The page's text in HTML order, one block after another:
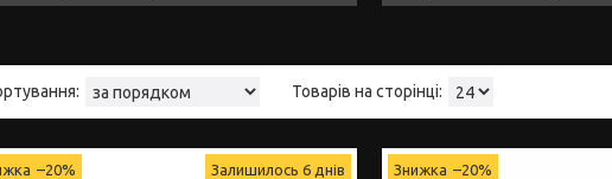
–20% Залишилось 6 днів –20%